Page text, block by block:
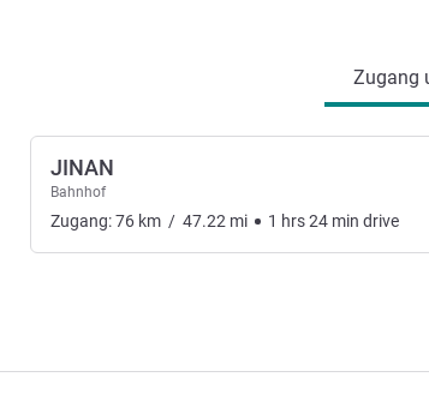
Zugang
JINAN
Bahnhof
Zugang:76 km / 47.22 mi 1 hrs24 min drive